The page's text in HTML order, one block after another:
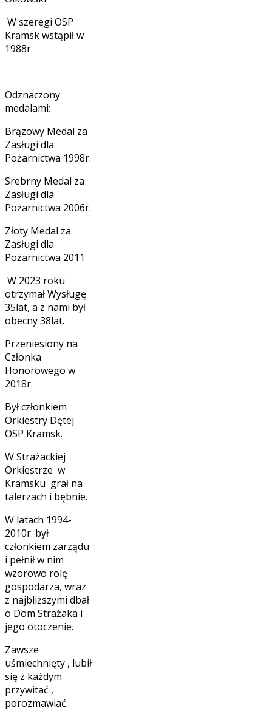
W szeregi OSP
Kramsk wstąpił w
1988r.
Odznaczony
medalami:
Brązowy Medal za
Zasługi dla
Pożarnictwa 1998r.
Srebrny Medal za
Zasługi dla
Pożarnictwa 2006r.
Złoty Medal za
Zasługi dla
Pożarnictwa 2011
W 2023 roku
otrzymał Wysługę
35lat, a z nami był
obecny 38lat.
Przeniesiony na
Członka
Honorowego w
2018r.
Był członkiem
Orkiestry Dętej
OSP Kramsk.
W Strażackiej
Orkiestrze w
Kramsku grał na
talerzach i bębnie.
W latach 1994-
2010r. był
członkiem zarządu
i pełnił w nim
wzorowo rolę
gospodarza, wraz
z najbliższymi dbał
o Dom Strażaka i
jego otoczenie.
Zawsze
uśmiechnięty , lubił
się z każdym
przywitać ,
porozmawiać.